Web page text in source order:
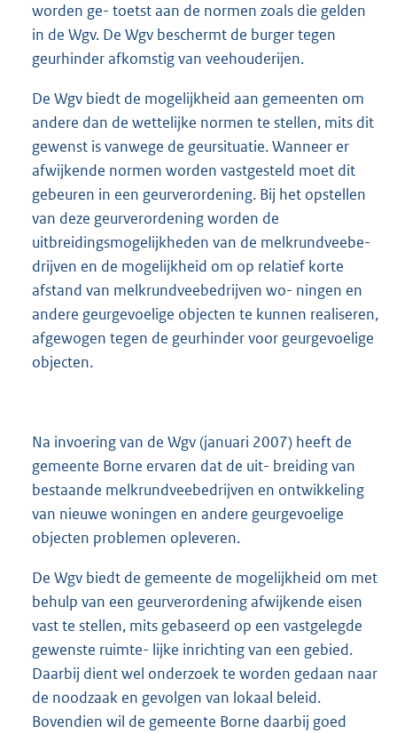
worden ge- toetst aan de normen zoals die gelden
in de Wgv. De Wgv beschermt de burger tegen
geurhinder afkomstig van veehouderijen.
De Wgv biedt de mogelijkheid aan gemeenten om
andere dan de wettelijke normen te stellen, mits dit
gewenst is vanwege de geursituatie. Wanneer er
afwijkende normen worden vastgesteld moet dit
gebeuren in een geurverordening. Bij het opstellen
van deze geurverordening worden de
uitbreidingsmogelijkheden van de melkrundveebe-
drijven en de mogelijkheid om op relatief korte
afstand van melkrundveebedrijven wo- ningen en
andere geurgevoelige objecten te kunnen realiseren,
afgewogen tegen de geurhinder voor geurgevoelige
objecten.
Na invoering van de Wgv (januari 2007) heeft de
gemeente Borne ervaren dat de uit- breiding van
bestaande melkrundveebedrijven en ontwikkeling
van nieuwe woningen en andere geurgevoelige
objecten problemen opleveren.
De Wgv biedt de gemeente de mogelijkheid om met
behulp van een geurverordening afwijkende eisen
vast te stellen, mits gebaseerd op een vastgelegde
gewenste ruimte- lijke inrichting van een gebied.
Daarbij dient wel onderzoek te worden gedaan naar
de noodzaak en gevolgen van lokaal beleid.
Bovendien wil de gemeente Borne daarbij goed